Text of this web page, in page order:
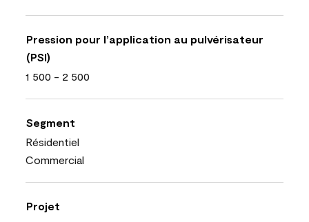
Pression pour l’application au pulvérisateur
(PSI)
1 500 - 2 500
Segment
Résidentiel
Commercial
Projet